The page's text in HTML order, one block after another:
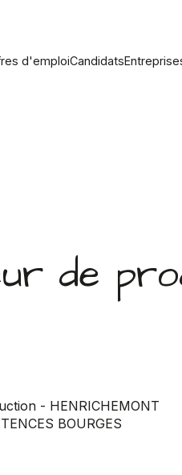
d'emploiCandidats
de
- HENRICHEMONT
BOURGES